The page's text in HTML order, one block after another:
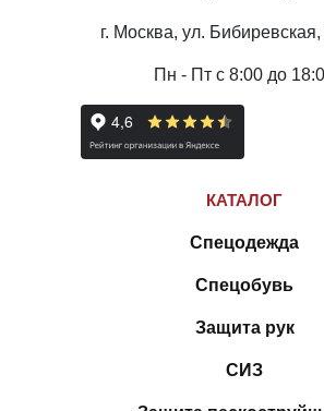
г. Москва, ул. Бибиревская,
Пн - Пт с 8:00 до
КАТАЛОГ
Спецодежда
Спецобувь
Защита рук
СИЗ